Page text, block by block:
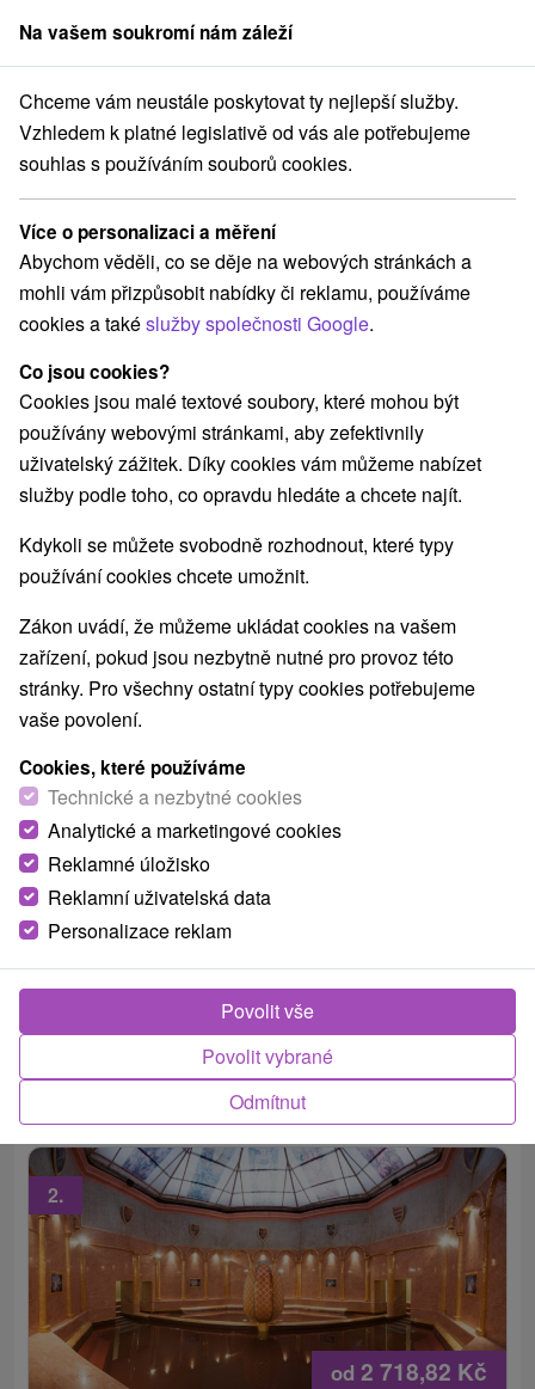
člen skupinySorger
Pobyty na Slovensku Pobyty v akci Stredné Slovensko
Pobyty v akci Stredné Slovensko
Kategorie
Všechny kategorie
Pobyty v akci(65)
Wellness pobyty(89) Víkendové pobyty(87)
Romantické pobyty
Rodinné pobyty(67)
Vyberte lokalitu nebo termín
Nejprodávanější
1.
Turčianský lázeňský SPECIÁL: Wellness, pivo
a relax za zvýhodněnou cenu ve vybraných
termínech
Od 2 Nocí
Polopenze
Speciální lázeňský pobyt za výhodnou cenu s
polopenzí, vstupem do Spa & Aquapark a
bonusovou procedurou ZDARMA.
od 2 718,82 Kč
2.
Na vašem soukromí nám záleží
Chceme vám neustále poskytovat ty nejlepší služby.
Vzhledem k platné legislativě od vás ale potřebujeme
souhlas s používáním souborů cookies.
Více o personalizaci a měření
Abychom věděli, co se děje na webových stránkách a
mohli vám přizpůsobit nabídky či reklamu, používáme
cookies a takéslužby společnosti Google.
Co jsou cookies?
Cookies jsou malé textové soubory, které mohou být
používány webovými stránkami, aby zefektivnily
uživatelský zážitek. Díky cookies vám můžeme nabízet
služby podle toho, co opravdu hledáte a chcete najít.
Kdykoli se můžete svobodně rozhodnout, které typy
používání cookies chcete umožnit.
Zákon uvádí, že můžeme ukládat cookies na vašem
zařízení, pokud jsou nezbytně nutné pro provoz této
stránky. Pro všechny ostatní typy cookies potřebujeme
vaše povolení.
Cookies, které používáme
Technické a nezbytné cookies
Analytické a marketingové cookies
Reklamné úložisko
Reklamní uživatelská data
Personalizace reklam
Odmítnut
Povolit vybrané
Povolit vše